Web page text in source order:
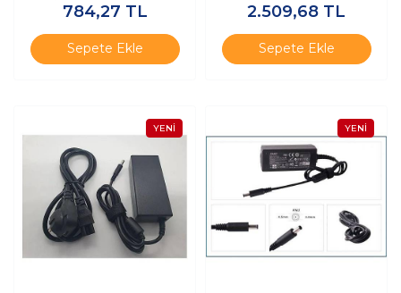
784,27 TL
Sepete Ekle
2.509,68 TL
Sepete Ekle